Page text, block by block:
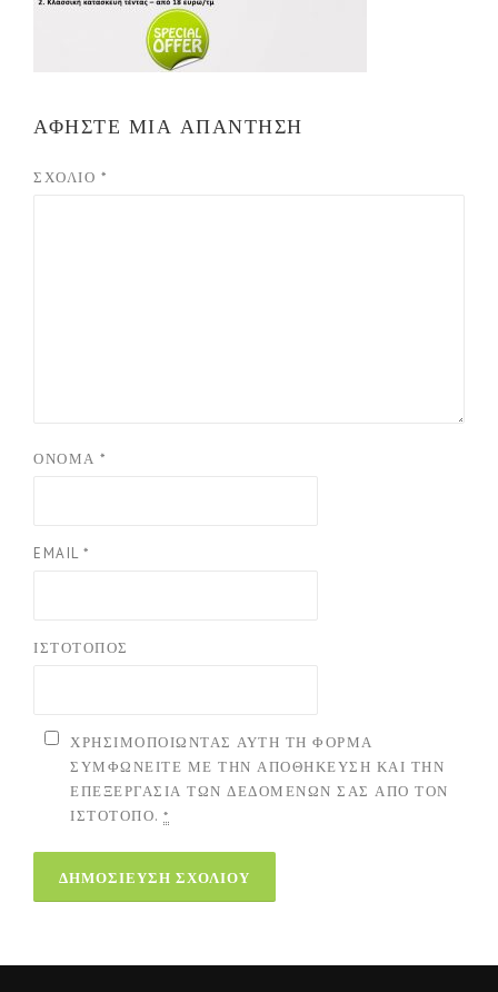
ΑΦΉΣΤΕ ΜΙΑ ΑΠΆΝΤΗΣΗ
ΣΧΌΛΙΟ *
ΌΝΟΜΑ *
EMAIL *
ΙΣΤΌΤΟΠΟΣ
ΧΡΗΣΙΜΟΠΟΙΏΝΤΑΣ ΑΥΤΉ ΤΗ ΦΌΡΜΑ
ΣΥΜΦΩΝΕΊΤΕ ΜΕ ΤΗΝ ΑΠΟΘΉΚΕΥΣΗ ΚΑΙ ΤΗΝ
ΕΠΕΞΕΡΓΑΣΊΑ ΤΩΝ ΔΕΔΟΜΈΝΩΝ ΣΑΣ ΑΠΌ ΤΟΝ
ΙΣΤΌΤΟΠΟ. *